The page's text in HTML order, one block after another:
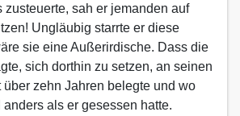
zusteuerte, sah er jemanden auf
Ungläubig starrte er diese
sie eine Außerirdische. Dass die
sich dorthin zu setzen, an seinen
über zehn Jahren belegte und wo
als er gesessen hatte.